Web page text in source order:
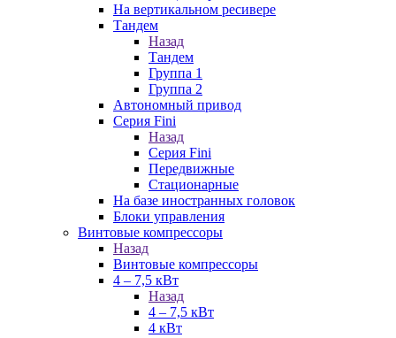
На вертикальном ресивере
Тандем
Назад
Тандем
Группа 1
Группа 2
Автономный привод
Серия Fini
Назад
Серия Fini
Передвижные
Стационарные
На базе иностранных головок
Блоки управления
Винтовые компрессоры
Назад
Винтовые компрессоры
4 – 7,5 кВт
Назад
4 – 7,5 кВт
4 кВт